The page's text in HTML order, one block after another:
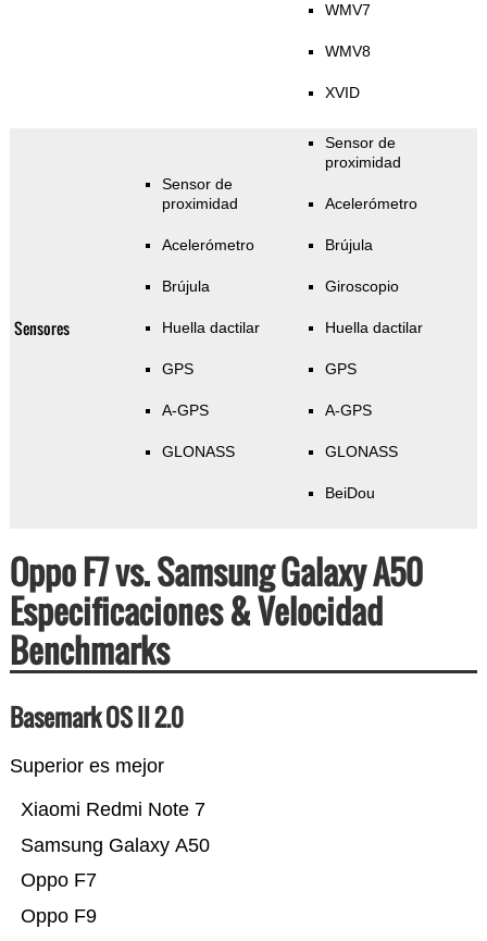
WMV7
WMV8
XVID
Sensores
Sensor de
proximidad
Acelerómetro
Brújula
Huella dactilar
GPS
A-GPS
GLONASS
Sensor de
proximidad
Acelerómetro
Brújula
Giroscopio
Huella dactilar
GPS
A-GPS
GLONASS
BeiDou
Oppo F7 vs. Samsung Galaxy A50
Especificaciones & Velocidad
Benchmarks
Basemark OS II 2.0
Superior es mejor
Oppo F9
Oppo F7
Samsung Galaxy A50
Xiaomi Redmi Note 7